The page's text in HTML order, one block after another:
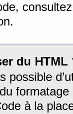
du HTML
possible
à la